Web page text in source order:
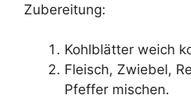
Zubereitung:
Kohlblätter weich
Fleisch, Zwiebel,
Pfeffer mischen.